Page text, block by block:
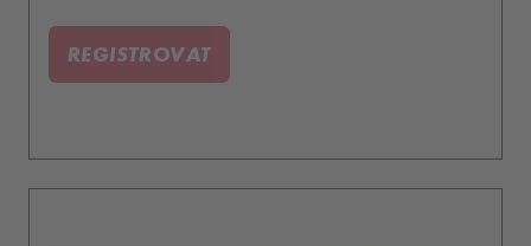
REGISTROVAT